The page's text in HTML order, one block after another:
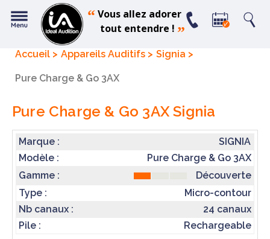
“Vous allez adorer
tout entendre ! ”
Accueil Appareils Auditifs Signia
Pure Charge & Go 3AX
Pure Charge & Go 3AX Signia
Marque :
SIGNIA
Modèle :
Pure Charge & Go 3AX
Gamme :
Découverte
Type :
Micro-contour
Nb canaux :
24 canaux
Pile :
Rechargeable